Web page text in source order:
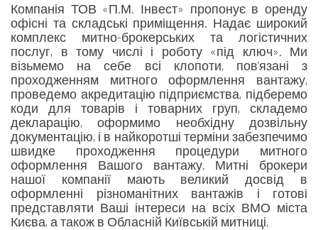
Компанія ТОВ «П.М. Інвест» пропонує в оренду
офісні та складські приміщення. Надає широкий
комплекс митно-брокерських та логістичних
послуг, в тому числі і роботу «під ключ». Ми
візьмемо на себе всі клопоти, пов’язані з
проходженням митного оформлення вантажу,
проведемо акредитацію підприємства, підберемо
коди для товарів і товарних груп, складемо
декларацію, оформимо необхідну дозвільну
документацію, і в найкоротші терміни забезпечимо
швидке проходження процедури митного
оформлення Вашого вантажу. Митні брокери
нашої компанії мають великий досвід в
оформленні різноманітних вантажів і готові
представляти Ваші інтереси на всіх ВМО міста
Києва, а також в Обласній Київській митниці.